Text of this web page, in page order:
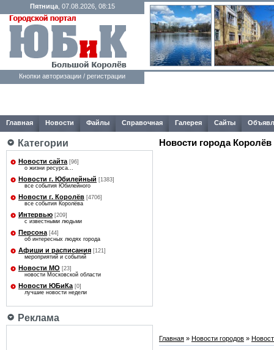
Пятница, 07.08.2026, 08:15
Кнопки авторизации / регистрации
Главная Новости Файлы Справочная Галерея Сайты
Категории
Новости сайта [96]
о жизни ресурса...
Новости г. Юбилейный [1383]
все события Юбилейного
Новости г. Королёв [4706]
все события Королёва
Интервью [209]
с известными людьми
Персона [44]
об интересных людях города
Афиши и расписания [121]
мероприятий и событий
Новости МО [23]
новости Московской области
Новости ЮБиКа [0]
лучшие новости недели
Реклама
Новости города Королёв
Главная » Новости городов »